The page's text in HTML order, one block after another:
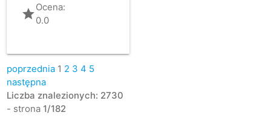
gradeOcena:
0.0
poprzednia 1 2 3 4 5
następna
Liczba znalezionych: 2730
- strona 1/182